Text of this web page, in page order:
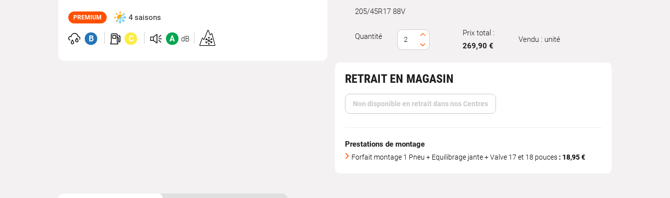
PREMIUM 4 saisons
B C A dB
Homologation
205/45R17 88V
Quantité
Prix total :
269,90 €
Vendu : unité
RETRAIT EN MAGASIN
Non disponible en retrait dans nos Centres
Prestations de montage
Forfait montage 1 Pneu + Equilibrage jante + Valve 17 et 18 pouces : 18,95 €